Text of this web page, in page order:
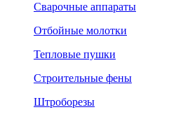
Сварочные аппараты
Отбойные молотки
Тепловые пушки
Строительные фены
Штроборезы